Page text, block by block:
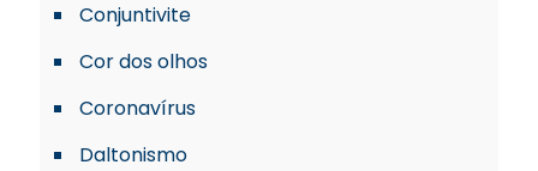
Conjuntivite
Cor dos olhos
Coronavírus
Daltonismo